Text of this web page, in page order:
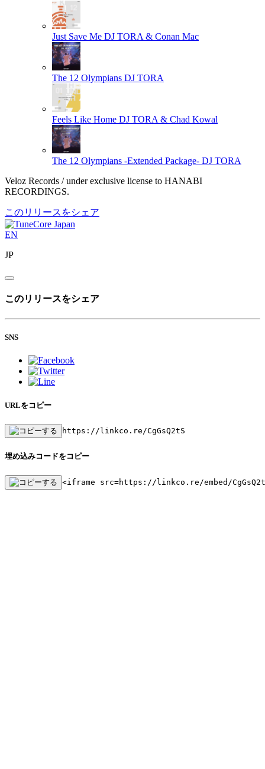
Just Save Me DJ TORA & Conan Mac
The 12 Olympians DJ TORA
Feels Like Home DJ TORA & Chad Kowal
The 12 Olympians -Extended Package- DJ TORA
Veloz Records / under exclusive license to HANABI
RECORDINGS.
このリリースをシェア
EN
JP
このリリースをシェア
SNS
URLをコピー
https://linkco.re/CgGsQ2tS
埋め込みコードをコピー
<iframe src=https://linkco.re/embed/